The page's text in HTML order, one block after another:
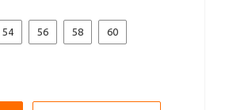
54 56 58 60